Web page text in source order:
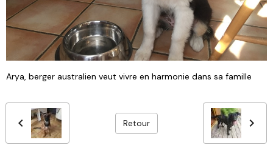
Arya, berger australien veut vivre en harmonie dans sa famille
Retour